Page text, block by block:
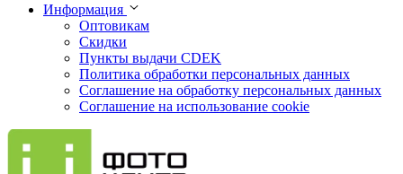
Информация
Оптовикам
Скидки
Пункты выдачи CDEK
Политика обработки персональных данных
Соглашение на обработку персональных данных
Соглашение на использование cookie